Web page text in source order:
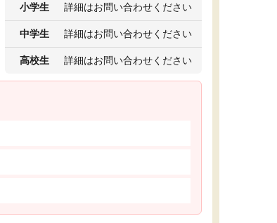
小学生 詳細はお問い合わせください
中学生 詳細はお問い合わせください
高校生 詳細はお問い合わせください